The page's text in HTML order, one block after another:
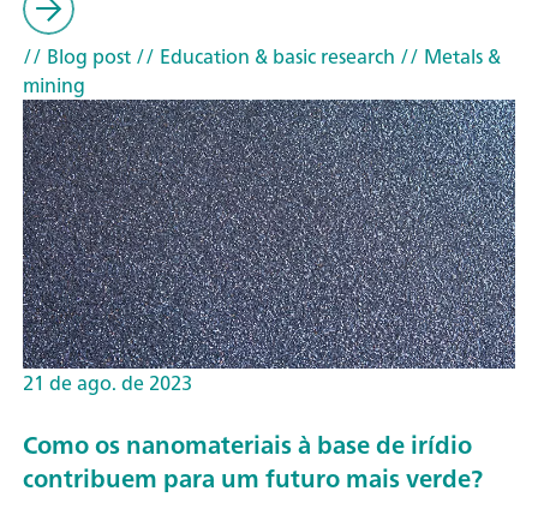
// Blog post// Education & basic research // Metals &
mining
21 de ago. de 2023
Como os nanomateriais à base de irídio
contribuem para um futuro mais verde?